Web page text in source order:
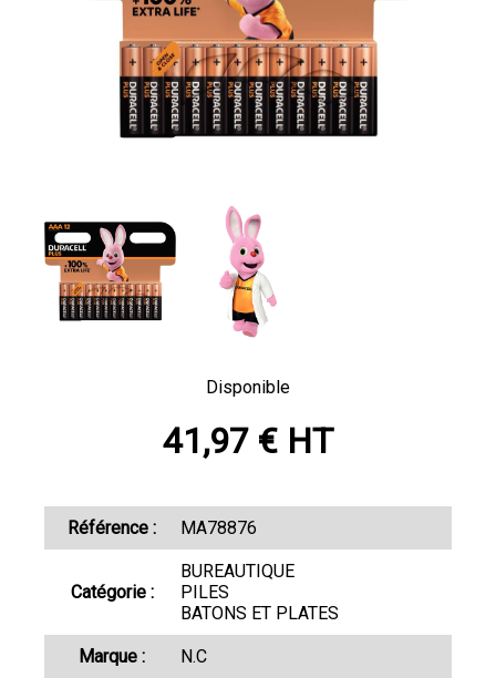
Disponible
41,97 € HT
Référence : MA78876
Catégorie :
BUREAUTIQUE
PILES
BATONS ET PLATES
Marque : N.C